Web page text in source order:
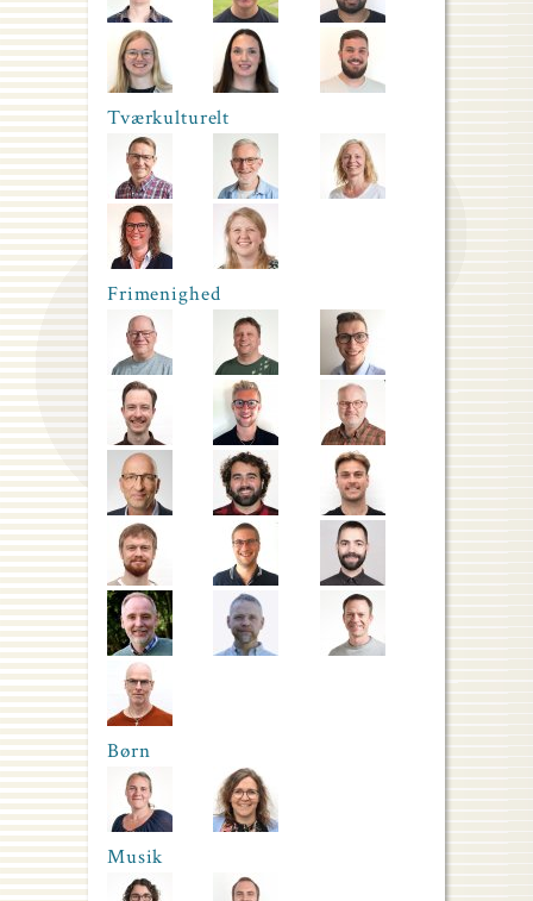
Tværkulturelt
Frimenighed
Børn
Musik